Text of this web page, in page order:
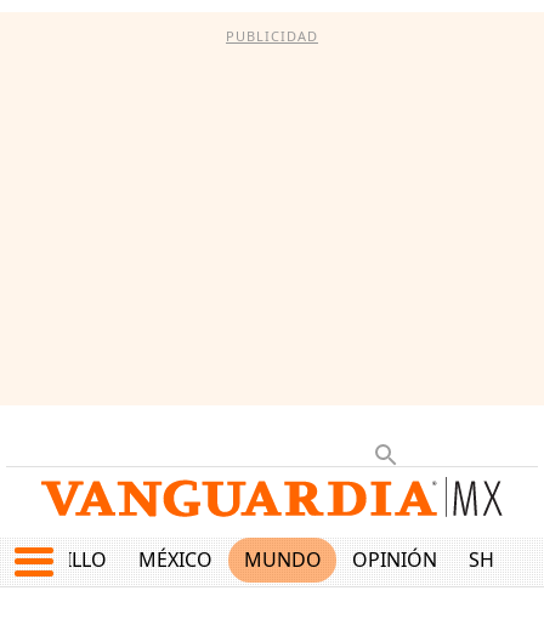
PUBLICIDAD
SALTILLO MÉXICO MUNDO OPINIÓN SHOW